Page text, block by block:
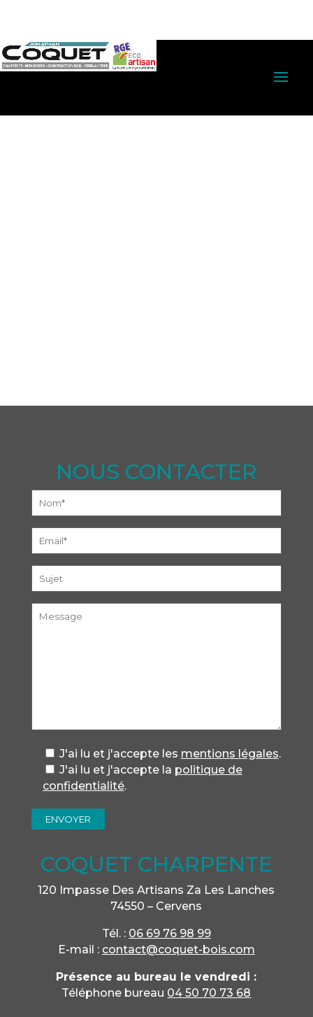
NOUS CONTACTER
J'ai lu et j'accepte les mentions légales.
J'ai lu et j'accepte la politique de
confidentialité.
COQUET CHARPENTE
120 Impasse Des Artisans Za Les Lanches
74550 – Cervens
Tél. : 06 69 76 98 99
E-mail : contact@coquet-bois.com
Présence au bureau le vendredi :
Téléphone bureau 04 50 70 73 68